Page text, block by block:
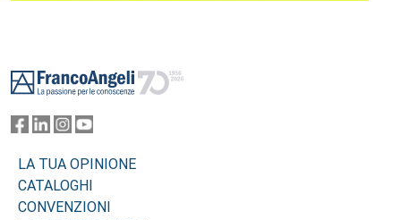
LA TUA OPINIONE
CATALOGHI
CONVENZIONI